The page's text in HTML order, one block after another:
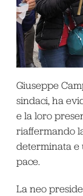
Giuseppe
sindaci, ha
e la loro
riaffermando
determinata e
pace.
La neo